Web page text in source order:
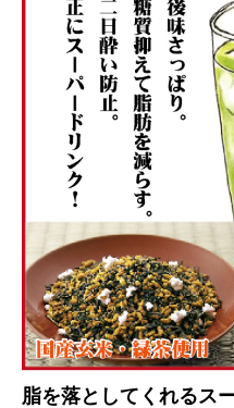
脂を落としてくれるス